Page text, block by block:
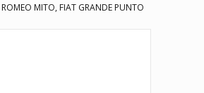
MITO, FIAT GRANDE PUNTO